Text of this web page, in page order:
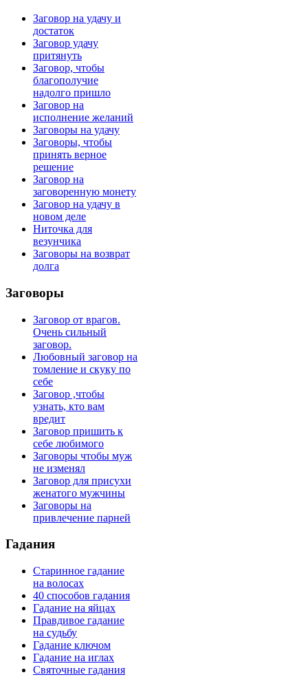
Заговор на удачу и
достаток
Заговор удачу
притянуть
Заговор, чтобы
благополучие
надолго пришло
Заговор на
исполнение желаний
Заговоры на удачу
Заговоры, чтобы
принять верное
решение
Заговор на
заговоренную монету
Заговор на удачу в
новом деле
Ниточка для
везунчика
Заговоры на возврат
долга
Заговоры
Заговор от врагов.
Очень сильный
заговор.
Любовный заговор на
томление и скуку по
себе
Заговор ,чтобы
узнать, кто вам
вредит
Заговор пришить к
себе любимого
Заговоры чтобы муж
не изменял
Заговор для присухи
женатого мужчины
Заговоры на
привлечение парней
Гадания
Старинное гадание
на волосах
40 способов гадания
Гадание на яйцах
Правдивое гадание
на судьбу
Гадание ключом
Гадание на иглах
Святочные гадания